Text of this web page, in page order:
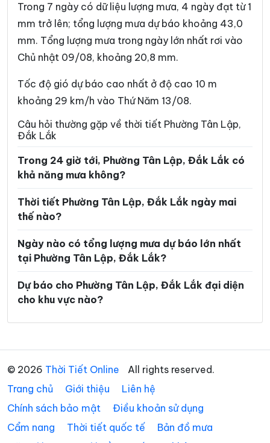
Xã Ea Kiết Xã Ea Kly
Xã Ea Knốp Xã Ea Knuếc
Xã Ea Ktur Xã Ea Ly
Xã Ea M’Droh Xã Ea Na
Xã Ea Ning Xã Ea Nuôl
Xã Ea Ô Xã Ea Păl
Xã Ea Rốk
Xã Ea Trang Xã Ea Tul
Xã Ea Wer
Xã Hòa Mỹ Xã Hòa Sơn
Xã Hòa Thịnh Xã Hòa Xuân
Xã Ia Lốp Xã Ia Rvê
Xã Krông Năng Xã Krông Nô
Xã Krông Pắc Xã Liên Sơn Lắk
Xã M’Drắk Xã Nam Ka
Xã Ô Loan Xã Phú Hòa 1
Trong 7 ngày có dữ liệu lượng mưa, 4 ngày đạt từ 1
mm trở lên; tổng lượng mưa dự báo khoảng 43,0
mm. Tổng lượng mưa trong ngày lớn nhất rơi vào
Chủ nhật 09/08, khoảng 20,8 mm.
Tốc độ gió dự báo cao nhất ở độ cao 10 m
khoảng 29 km/h vào Thứ Năm 13/08.
Câu hỏi thường gặp về thời tiết Phường Tân Lập,
Đắk Lắk
Trong 24 giờ tới, Phường Tân Lập, Đắk Lắk có
khả năng mưa không?
Thời tiết Phường Tân Lập, Đắk Lắk ngày mai
thế nào?
Ngày nào có tổng lượng mưa dự báo lớn nhất
tại Phường Tân Lập, Đắk Lắk?
Dự báo cho Phường Tân Lập, Đắk Lắk đại diện
cho khu vực nào?
© 2026 Thời Tiết Online
All rights reserved.
Trang chủ
Giới thiệu
Liên hệ
Chính sách bảo mật
Điều khoản sử dụng
Cẩm nang
Thời tiết quốc tế
Bản đồ mưa